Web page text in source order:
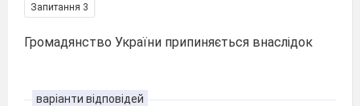
Запитання 3
Громадянство України припиняється внаслідок
варіанти відповідей